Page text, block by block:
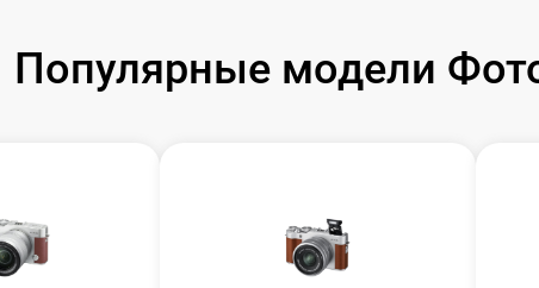
Популярные модели